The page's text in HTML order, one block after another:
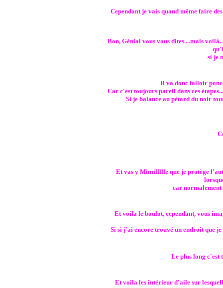
Cependant je vais quand même faire
Bon, Génial vous vous dites....mais
si je
Il va donc falloir
Car c'est toujours pareil dans ces
Si je balance au pétard du noir
Et vas y Mimillllle que je protège
car normalement
Et voila le boulot, cependant, vous
Si si j'ai encore trouvé un endroit que
Le plus long c'est
Et voila les intérieur d'aile sur